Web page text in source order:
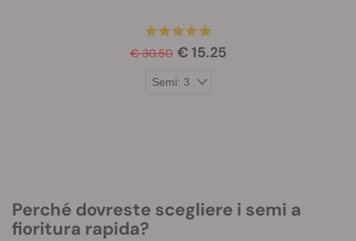
€ 30.50 € 15.25
Perché dovreste scegliere i semi a
fioritura rapida?